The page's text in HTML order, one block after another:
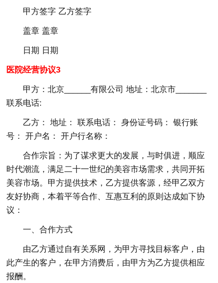
甲方签字 乙方签字
盖章 盖章
日期 日期
医院经营协议3
甲方：北京______有限公司 地址：北京市_______
联系电话:
乙方： 地址： 联系电话： 身份证号码： 银行账
号： 开户名： 开户行名称：
合作宗旨：为了谋求更大的发展，与时俱进，顺应
时代潮流，满足二十一世纪的美容市场需求，共同开拓
美容市场。甲方提供技术，乙方提供客源，经甲乙双方
友好协商，本着平等合作、互惠互利的原则达成如下协
议：
一、合作方式
由乙方通过自有关系网，为甲方寻找目标客户，由
此产生的客户，在甲方消费后，由甲方为乙方提供相应
报酬。